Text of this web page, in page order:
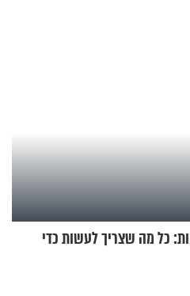
טוב יותר תוך 10 דקות: כל מה שצריך לעשות כדי